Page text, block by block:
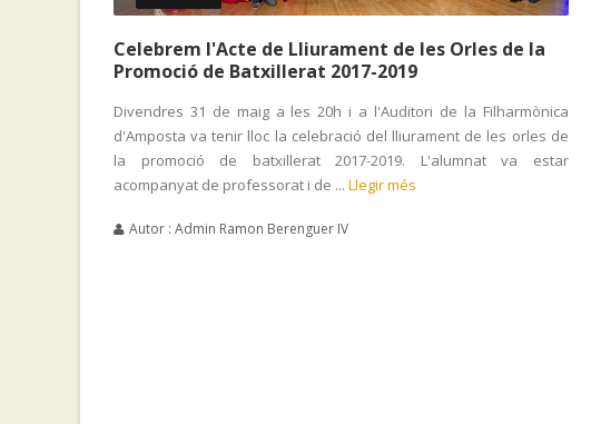
Celebrem l'Acte de Lliurament de les Orles de la
Promoció de Batxillerat 2017-2019
Divendres 31 de maig a les 20h i a l'Auditori de la Filharmònica
d'Amposta va tenir lloc la celebració del lliurament de les orles de
la promoció de batxillerat 2017-2019. L'alumnat va estar
acompanyat de professorat i de ... Llegir més
Autor : Admin Ramon Berenguer IV